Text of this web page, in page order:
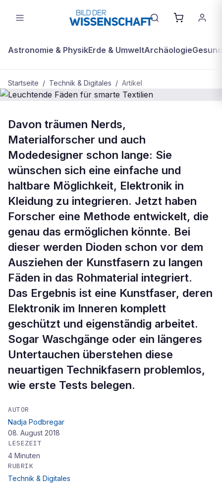
Astronomie & PhysikErde & UmweltArchäologie
Startseite / Technik & Digitales / Artikel
Leuchtende Fäden für smarte
Textilien
Davon träumen Nerds,
Materialforscher und auch
Modedesigner schon lange: Sie
wünschen sich eine einfache und
haltbare Möglichkeit, Elektronik in
Kleidung zu integrieren. Jetzt haben
Forscher eine Methode entwickelt, die
genau das ermöglichen könnte. Bei
dieser werden Dioden schon vor dem
Ausziehen der Kunstfasern zu langen
Fäden in das Rohmaterial integriert.
Das Ergebnis ist eine Kunstfaser, deren
Elektronik im Inneren komplett
geschützt und eigenständig arbeitet.
Sogar Waschgänge oder ein längeres
Untertauchen überstehen diese
neuartigen Technikfasern problemlos,
wie erste Tests belegen.
AUTOR
Nadja Podbregar
08. August 2018
LESEZEIT
4 Minuten
RUBRIK
Technik & Digitales